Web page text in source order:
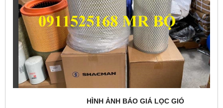
HÌNH ẢNH BÁO GIÁ LỌC GIÓ